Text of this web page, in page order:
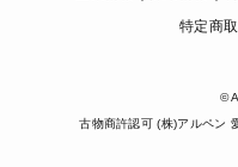
特定商
©
古物商許認可 (株)アルペ